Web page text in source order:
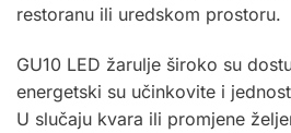
restoranu ili uredskom prostoru.
GU10 LED žarulje široko su
energetski su učinkovite i
U slučaju kvara ili promjene